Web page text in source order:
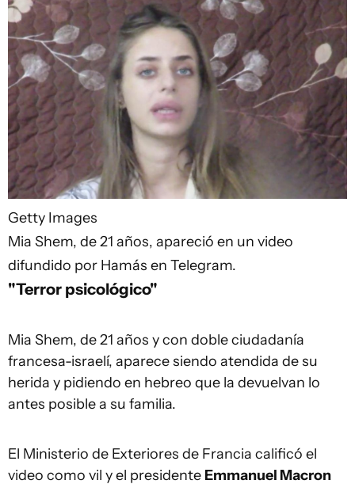
Getty Images
Mia Shem, de 21 años, apareció en un video
difundido por Hamás en Telegram.
"Terror psicológico"
Mia Shem, de 21 años y con doble ciudadanía
francesa-israelí, aparece siendo atendida de su
herida y pidiendo en hebreo que la devuelvan lo
antes posible a su familia.
El Ministerio de Exteriores de Francia calificó el
video como vil y el presidente Emmanuel Macron